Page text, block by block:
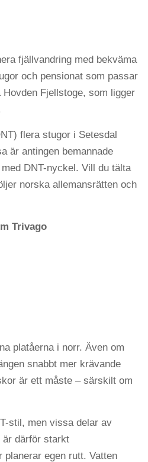
fjällvandring med bekväma
och pensionat som passar
Fjellstoge, som ligger
flera stugor i Setesdal
är antingen bemannade
DNT-nyckel. Vill du tälta
norska allemansrätten och
Trivago
platåerna i norr. Även om
snabbt mer krävande
är ett måste – särskilt om
stil, men vissa delar av
är därför starkt
egen rutt. Vatten